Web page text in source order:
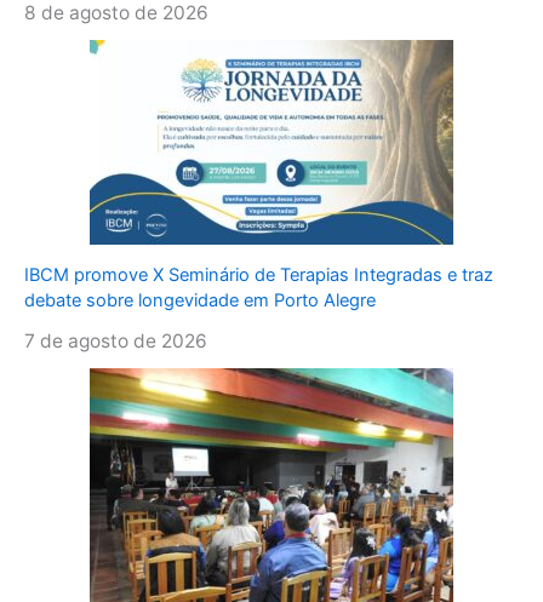
8 de agosto de 2026
IBCM promove X Seminário de Terapias Integradas e traz
debate sobre longevidade em Porto Alegre
7 de agosto de 2026